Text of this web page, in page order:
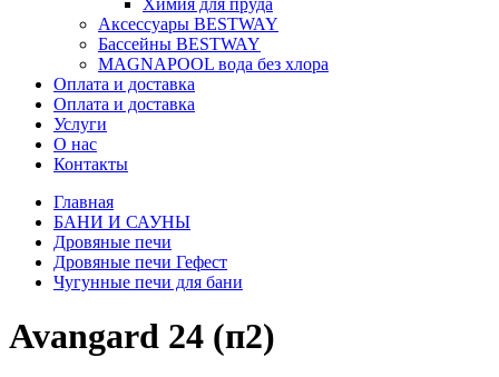
Химия для пруда
Аксессуары BESTWAY
Бассейны BESTWAY
MAGNAPOOL вода без хлора
Оплата и доставка
Оплата и доставка
Услуги
О нас
Контакты
Главная
БАНИ И САУНЫ
Дровяные печи
Дровяные печи Гефест
Чугунные печи для бани
Avangard 24 (п2)